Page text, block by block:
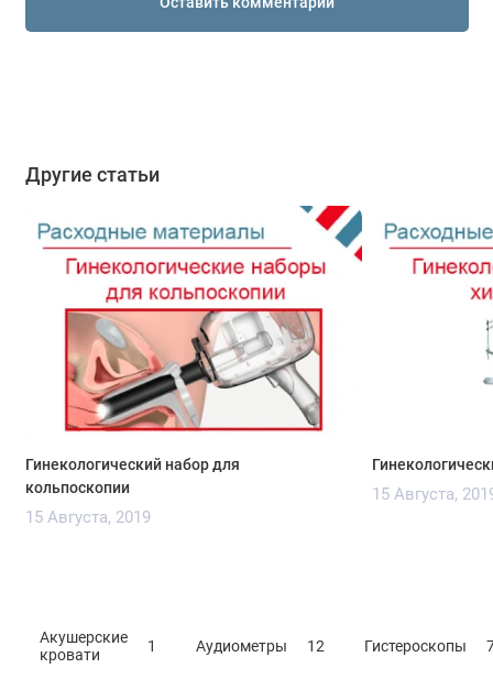
Другие статьи
Гинекологический набор для
кольпоскопии
15 Августа, 2019
15 Августа,
Акушерские
кровати
1 Аудиометры 12 Гистероскопы